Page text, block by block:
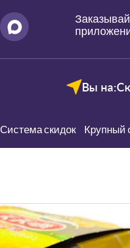
Вы на:
Система скидок Крупный